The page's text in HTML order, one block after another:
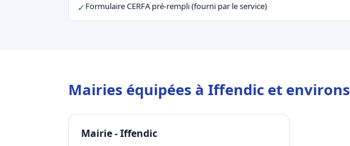
✓ Formulaire CERFA pré-rempli (fourni par le service)
Mairies équipées à Iffendic et environs
Mairie - Iffendic